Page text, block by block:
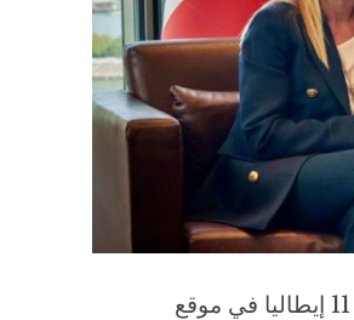
ميلوني تعرب عن قربها من السلطات التركية.. وتاياني يؤكد سلامة 11 إيطاليا في موقع